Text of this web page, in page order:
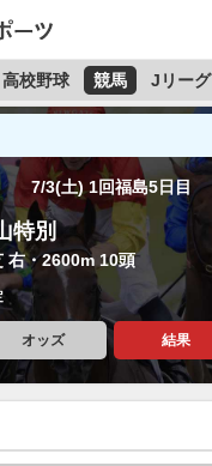
高校野球 競馬 Jリーグ
7/3(土) 1回福島5日目
特別
右・2600m 10頭
オッズ 結果